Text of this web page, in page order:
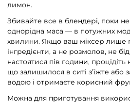
лимон.
Збивайте все в блендері, поки
однорідна маса — в потужних
хвилини. Якщо ваш міксер лише
інгредієнти, а не розмолов, не
настоятися пів години, процідіть
що залишилося в ситі з’їжте або
водою і отримаєте корисний
Можна для приготування